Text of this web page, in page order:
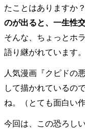
たことはありますか？
のが出ると、一生性
そんな、ちょっとホ
語り継がれています。
人気漫画『クピドの
して描かれているの
ね。（とても面白い
今回は、この恐ろし